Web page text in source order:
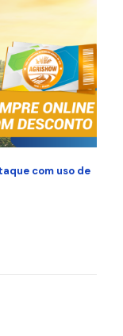
com uso de